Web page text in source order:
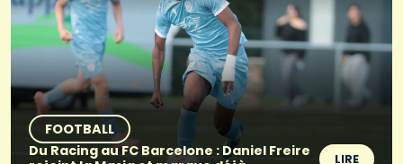
FOOTBALL
Du Racing au FC Barcelone : Daniel Freire
LIRE